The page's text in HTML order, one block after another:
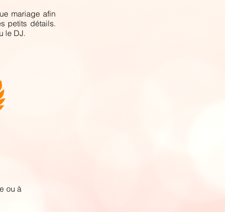
mariage afin
petits détails.
le DJ.
ou à